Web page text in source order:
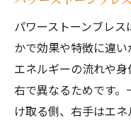
願いごとに
パワースト
方法
金運や恋愛
選択術
パワーストーンブレ
かで効果や特徴に違い
エネルギーの流れや
右で異なるためです
け取る側、右手はエ